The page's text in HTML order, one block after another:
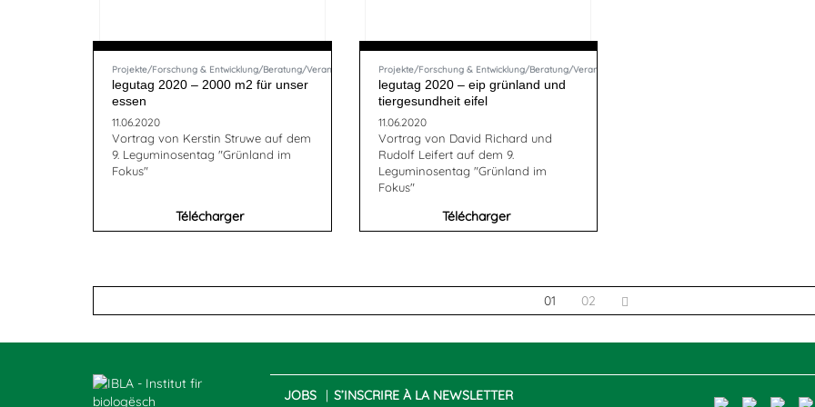
Projekte/Forschung & Entwicklung/Beratung/Veranstaltungsberichte & Presse
legutag 2020 – 2000 m2 für unser
essen
11.06.2020
Vortrag von Kerstin Struwe auf dem
9. Leguminosentag "Grünland im
Fokus"
Télécharger
Projekte/Forschung & Entwicklung/Beratung/Veranstaltungsberichte & Presse
legutag 2020 – eip grünland und
tiergesundheit eifel
11.06.2020
Vortrag von David Richard und
Rudolf Leifert auf dem 9.
Leguminosentag "Grünland im
Fokus"
Télécharger
01 02
JOBS S’INSCRIRE À LA NEWSLETTER